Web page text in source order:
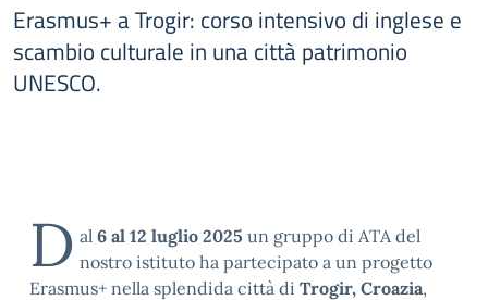
Erasmus+ a Trogir: corso intensivo di inglese e
scambio culturale in una città patrimonio
UNESCO.
D al 6 al 12 luglio 2025 un gruppo di ATA del
nostro istituto ha partecipato a un progetto
Erasmus+ nella splendida città di Trogir, Croazia,